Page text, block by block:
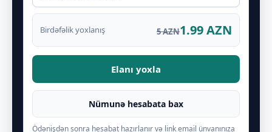
Birdəfəlik yoxlanış 5 AZN1.99 AZN
Elanı yoxla
Nümunə hesabata bax
Ödənişdən sonra hesabat hazırlanır və link email ünvanınıza